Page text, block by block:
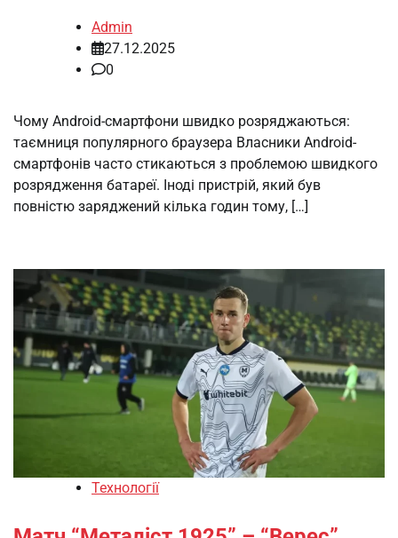
Admin
27.12.2025
0
Чому Android-смартфони швидко розряджаються:
таємниця популярного браузера Власники Android-
смартфонів часто стикаються з проблемою швидкого
розрядження батареї. Іноді пристрій, який був
повністю заряджений кілька годин тому, […]
Технології